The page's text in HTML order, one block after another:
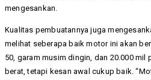
mengesankan.
Kualitas pembuatannya juga
melihat seberapa baik motor ini akan
50, garam musim dingin, dan 20.000 mil
berat, tetapi kesan awal cukup baik.